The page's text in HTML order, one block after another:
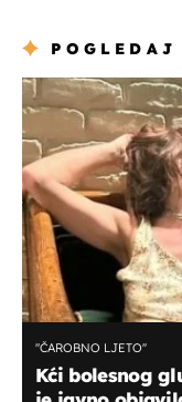
POGLEDAJ
''ČAROBNO LJETO''
Kći bolesnog